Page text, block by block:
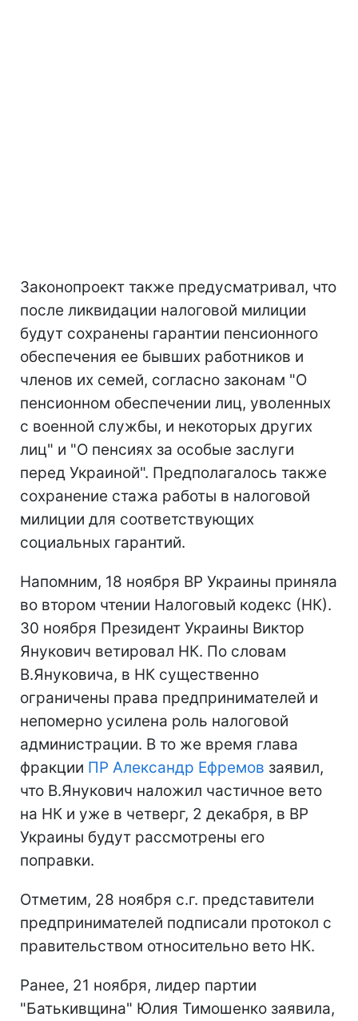
Законопроект также предусматривал, что
после ликвидации налоговой милиции
будут сохранены гарантии пенсионного
обеспечения ее бывших работников и
членов их семей, согласно законам "О
пенсионном обеспечении лиц, уволенных
с военной службы, и некоторых других
лиц" и "О пенсиях за особые заслуги
перед Украиной". Предполагалось также
сохранение стажа работы в налоговой
милиции для соответствующих
социальных гарантий.
Напомним, 18 ноября ВР Украины приняла
во втором чтении Налоговый кодекс (НК).
30 ноября Президент Украины Виктор
Янукович ветировал НК. По словам
В.Януковича, в НК существенно
ограничены права предпринимателей и
непомерно усилена роль налоговой
администрации. В то же время глава
фракции ПР Александр Ефремов заявил,
что В.Янукович наложил частичное вето
на НК и уже в четверг, 2 декабря, в ВР
Украины будут рассмотрены его
поправки.
Отметим, 28 ноября с.г. представители
предпринимателей подписали протокол с
правительством относительно вето НК.
Ранее, 21 ноября, лидер партии
"Батькивщина" Юлия Тимошенко заявила,